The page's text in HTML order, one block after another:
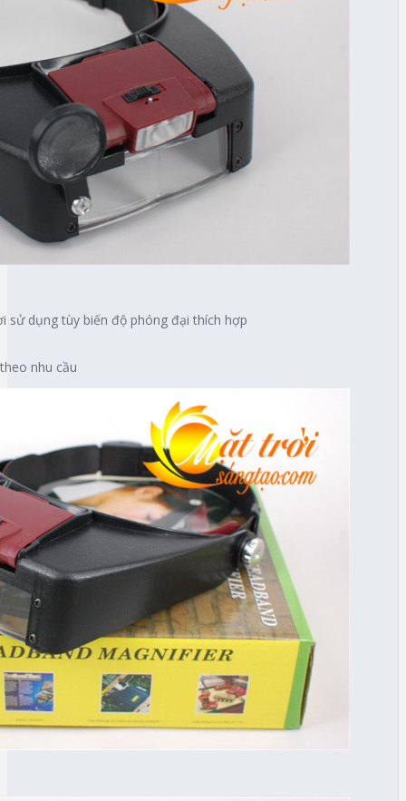
sử dụng tùy biến độ phóng đại thích hợp
nhu cầu